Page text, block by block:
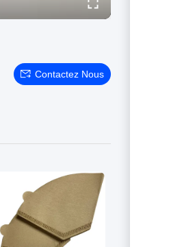
Contactez Nous